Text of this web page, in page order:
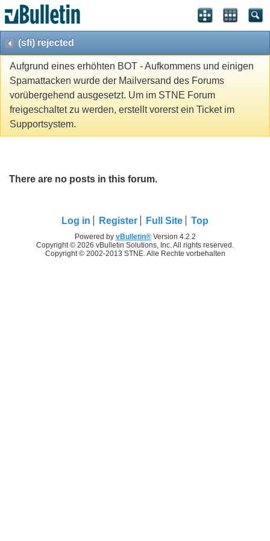
(sfi) rejected
Aufgrund eines erhöhten BOT - Aufkommens und einigen
Spamattacken wurde der Mailversand des Forums
vorübergehend ausgesetzt. Um im STNE Forum
freigeschaltet zu werden, erstellt vorerst ein Ticket im
Supportsystem.
There are no posts in this forum.
Log in Register Full Site Top
Powered by vBulletin®Version 4.2.2
Copyright © 2026 vBulletin Solutions, Inc. All rights reserved.
Copyright © 2002-2013 STNE. Alle Rechte vorbehalten